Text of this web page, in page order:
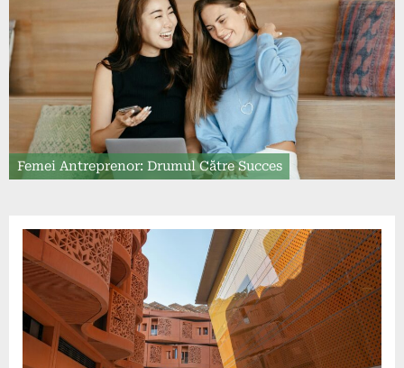
Femei Antreprenor: Drumul Către Succes